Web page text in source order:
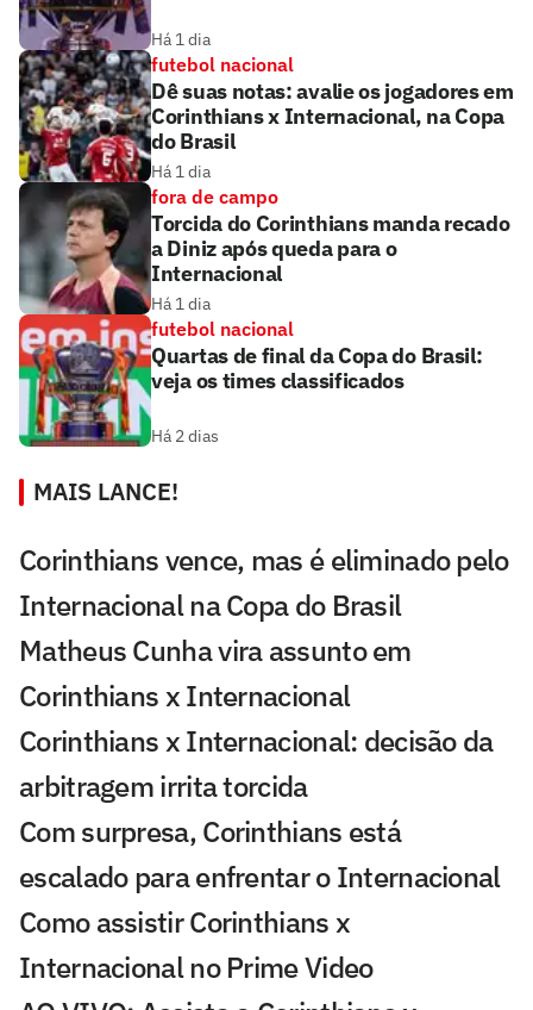
Há 1 dia
futebol nacional
Dê suas notas: avalie os jogadores em
Corinthians x Internacional, na Copa
do Brasil
Há 1 dia
fora de campo
Torcida do Corinthians manda recado
a Diniz após queda para o
Internacional
Há 1 dia
futebol nacional
Quartas de final da Copa do Brasil:
veja os times classificados
Há 2 dias
MAIS LANCE!
Corinthians vence, mas é eliminado pelo
Internacional na Copa do Brasil
Matheus Cunha vira assunto em
Corinthians x Internacional
Corinthians x Internacional: decisão da
arbitragem irrita torcida
Com surpresa, Corinthians está
escalado para enfrentar o Internacional
Como assistir Corinthians x
Internacional no Prime Video